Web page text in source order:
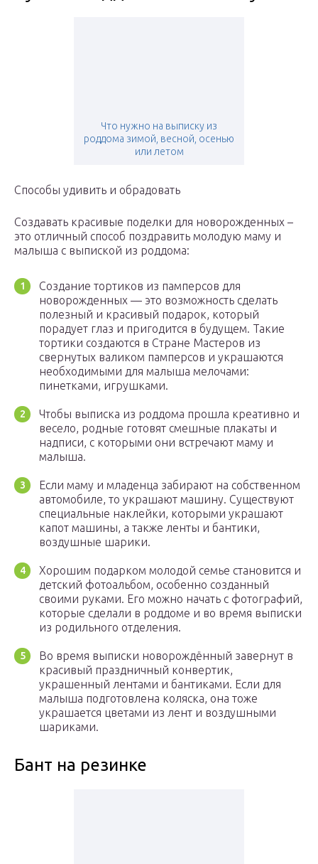
Что нужно на выписку из
роддома зимой, весной, осенью
или летом
Способы удивить и обрадовать
Создавать красивые поделки для новорожденных –
это отличный способ поздравить молодую маму и
малыша с выпиской из роддома:
Создание тортиков из памперсов для
новорожденных — это возможность сделать
полезный и красивый подарок, который
порадует глаз и пригодится в будущем. Такие
тортики создаются в Стране Мастеров из
свернутых валиком памперсов и украшаются
необходимыми для малыша мелочами:
пинетками, игрушками.
Чтобы выписка из роддома прошла креативно и
весело, родные готовят смешные плакаты и
надписи, с которыми они встречают маму и
малыша.
Если маму и младенца забирают на собственном
автомобиле, то украшают машину. Существуют
специальные наклейки, которыми украшают
капот машины, а также ленты и бантики,
воздушные шарики.
Хорошим подарком молодой семье становится и
детский фотоальбом, особенно созданный
своими руками. Его можно начать с фотографий,
которые сделали в роддоме и во время выписки
из родильного отделения.
Во время выписки новорождённый завернут в
красивый праздничный конвертик,
украшенный лентами и бантиками. Если для
малыша подготовлена коляска, она тоже
украшается цветами из лент и воздушными
шариками.
Бант на резинке